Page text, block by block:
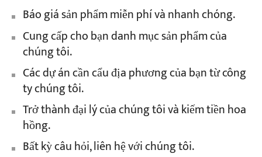
Báo giá sản phẩm miễn phí và nhanh chóng.
Cung cấp cho bạn danh mục sản phẩm của
chúng tôi.
Các dự án cần cẩu địa phương của bạn từ công
ty chúng tôi.
Trở thành đại lý của chúng tôi và kiếm tiền hoa
hồng.
Bất kỳ câu hỏi, liên hệ với chúng tôi.